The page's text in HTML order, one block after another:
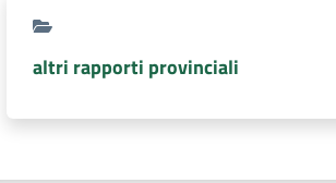
Seguici
su
altri rapporti provinciali